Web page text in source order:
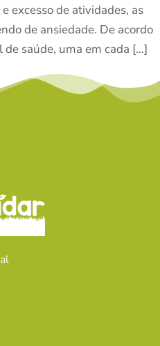
excesso de atividades, as
de ansiedade. De acordo
saúde, uma em cada […]